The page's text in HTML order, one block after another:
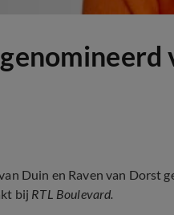
Duin en Raven van Dorst
bij RTL Boulevard.